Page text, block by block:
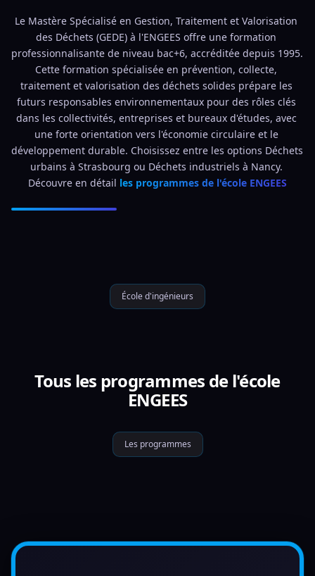
Le Mastère Spécialisé en Gestion, Traitement et Valorisation
des Déchets (GEDE) à l'ENGEES offre une formation
professionnalisante de niveau bac+6, accréditée depuis 1995.
Cette formation spécialisée en prévention, collecte,
traitement et valorisation des déchets solides prépare les
futurs responsables environnementaux pour des rôles clés
dans les collectivités, entreprises et bureaux d'études, avec
une forte orientation vers l'économie circulaire et le
développement durable. Choisissez entre les options Déchets
urbains à Strasbourg ou Déchets industriels à Nancy.
Découvre en détail les programmes de l'école ENGEES
École d'ingénieurs
Tous les programmes de l'école
ENGEES
Les programmes